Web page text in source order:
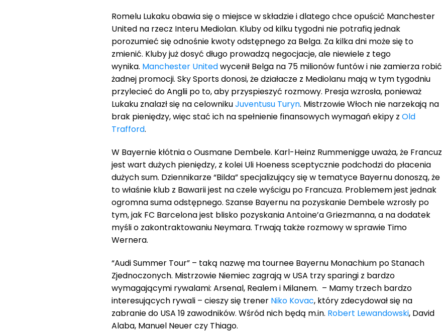
Romelu Lukaku obawia się o miejsce w składzie i dlatego chce opuścić Manchester
United na rzecz Interu Mediolan. Kluby od kilku tygodni nie potrafią jednak
porozumieć się odnośnie kwoty odstępnego za Belga. Za kilka dni może się to
zmienić. Kluby już dosyć długo prowadzą negocjacje, ale niewiele z tego
wynika. Manchester Unitedwycenił Belga na 75 milionów funtów i nie zamierza robić
żadnej promocji. Sky Sports donosi, że działacze z Mediolanu mają w tym tygodniu
przylecieć do Anglii po to, aby przyspieszyć rozmowy. Presja wzrosła, ponieważ
Lukaku znalazł się na celownikuJuventusu Turyn. Mistrzowie Włoch nie narzekają na
brak pieniędzy, więc stać ich na spełnienie finansowych wymagań ekipy z Old
Trafford.
W Bayernie kłótnia o Ousmane Dembele. Karl-Heinz Rummenigge uważa, że Francuz
jest wart dużych pieniędzy, z kolei Uli Hoeness sceptycznie podchodzi do płacenia
dużych sum. Dziennikarze “Bilda” specjalizujący się w tematyce Bayernu donoszą, że
to właśnie klub z Bawarii jest na czele wyścigu po Francuza. Problemem jest jednak
ogromna suma odstępnego. Szanse Bayernu na pozyskanie Dembele wzrosły po
tym, jak FC Barcelona jest blisko pozyskania Antoine’a Griezmanna, a na dodatek
myśli o zakontraktowaniu Neymara. Trwają także rozmowy w sprawie Timo
Wernera.
“Audi Summer Tour” – taką nazwę ma tournee Bayernu Monachium po Stanach
Zjednoczonych. Mistrzowie Niemiec zagrają w USA trzy sparingi z bardzo
wymagającymi rywalami: Arsenal, Realem i Milanem. – Mamy trzech bardzo
interesujących rywali – cieszy się trener Niko Kovac, który zdecydował się na
zabranie do USA 19 zawodników. Wśród nich będą m.in. Robert Lewandowski, David
Alaba, Manuel Neuer czy Thiago.